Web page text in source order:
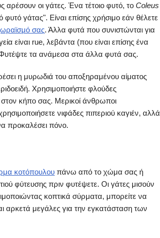
οι γάτες. Ένα τέτοιο φυτό, το Coleus
γάτας". Είναι επίσης χρήσιμο εάν θέλετε
σας. Άλλα φυτά που συνιστώνται για
είναι rue, λεβάντα (που είναι επίσης ένα
τα ανάμεσα στα άλλα φυτά σας.
η μυρωδιά του αποξηραμένου αίματος
Χρησιμοποιήστε φλούδες
κήπο σας. Μερικοί άνθρωποι
νιφάδες πιπεριού καγιέν, αλλά
προκαλέσει πόνο.
κοτόπουλου πάνω από το χώμα σας ή
φύτευσης πριν φυτέψετε. Οι γάτες μισούν
κοπτικά σύρματα, μπορείτε να
αρκετά μεγάλες για την εγκατάσταση των